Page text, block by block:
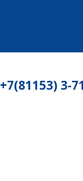
3-